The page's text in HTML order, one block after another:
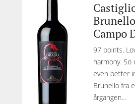
Campo
97 points.
harmony.
even better
Brunello fra
årgangen...